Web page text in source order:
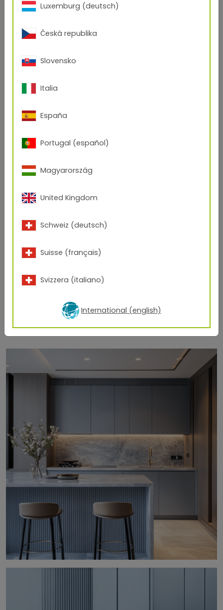
Plus d'inspiration
Luxemburg (deutsch)
Česká republika
Slovensko
Italia
España
Portugal (español)
Magyarország
United Kingdom
Schweiz (deutsch)
Suisse (français)
Svizzera (italiano)
International (english)